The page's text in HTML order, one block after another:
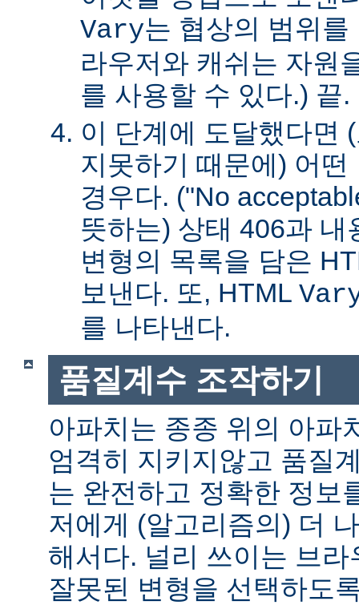
Vary는 협상의 범위
라우저와 캐쉬는 자원
를 사용할 수 있다.) 끝.
이 단계에 도달했다면
지못하기 때문에) 어
경우다. ("No
뜻하는) 상태 406과 내
변형의 목록을 담은
보낸다. 또, HTML
를 나타낸다.
품질계수 조작하기
아파치는 종종 위의 아파
엄격히 지키지않고 품질
는 완전하고 정확한 정보
저에게 (알고리즘의) 더
해서다. 널리 쓰이는 브
잘못된 변형을 선택하도